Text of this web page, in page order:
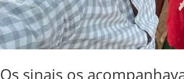
Os sinais os